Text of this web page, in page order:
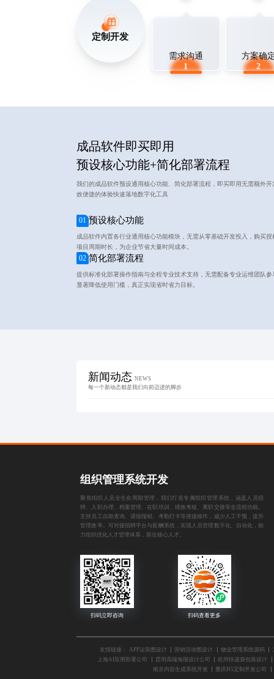
定制开发
1
需求沟通
2
方案确
成品软件即买即用
预设核心功能+简化部署流程
我们的成品软件预设通用核心功能、简化部署流程，即买即用无需额外
效便捷的体验快速落地数字化工具
01 预设核心功能
成品软件内置各行业通用核心功能模块，无需从零基础开发投入，购买
项目周期时长，为企业节省大量时间成本。
02 简化部署流程
提供标准化部署操作指南与全程专业技术支持，无需配备专业运维团队
显著降低使用门槛，真正实现省时省力目标。
新闻动态 NEWS
每一个新动态都是我们向前迈进的脚步
组织管理系统开发
聚焦组织人员全生命周期管理，我们打造专属组织管理系统，涵盖人员招
聘、入职办理、档案管理、在职培训、绩效考核、离职交接等全流程功能。
支持员工自助查询、请假报销、考勤打卡等便捷操作，减少人工干预，提升
管理效率。可对接招聘平台与薪酬系统，实现人员管理数字化、自动化，助
力组织优化人才管理体系，留住核心人才。
友情链接： APP运营图设计 营销活动图设计 物业管理系统源码
上海AI应用部署公司
昆明高端海报设计公司
杭州快递袋包装设计
南京内容生成系统开发
重庆H5定制开发公司